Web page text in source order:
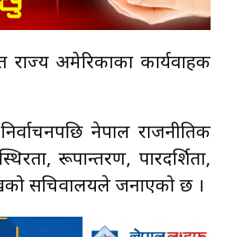
राज्य अमेरिकाका कार्यवाहक
नेपाल राजनीतिक
रूपान्तरण, पारदर्शिता,
सचिवालयले जनाएको छ ।